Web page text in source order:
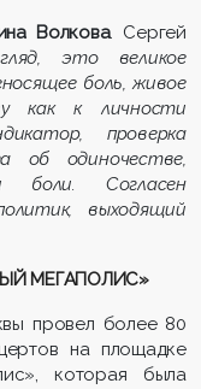
Волкова. Сергей
это великое
боль, живое
как к личности
проверка
об одиночестве,
боли. Согласен
выходящий
МЕГАПОЛИС»
провел более 80
на площадке
которая была